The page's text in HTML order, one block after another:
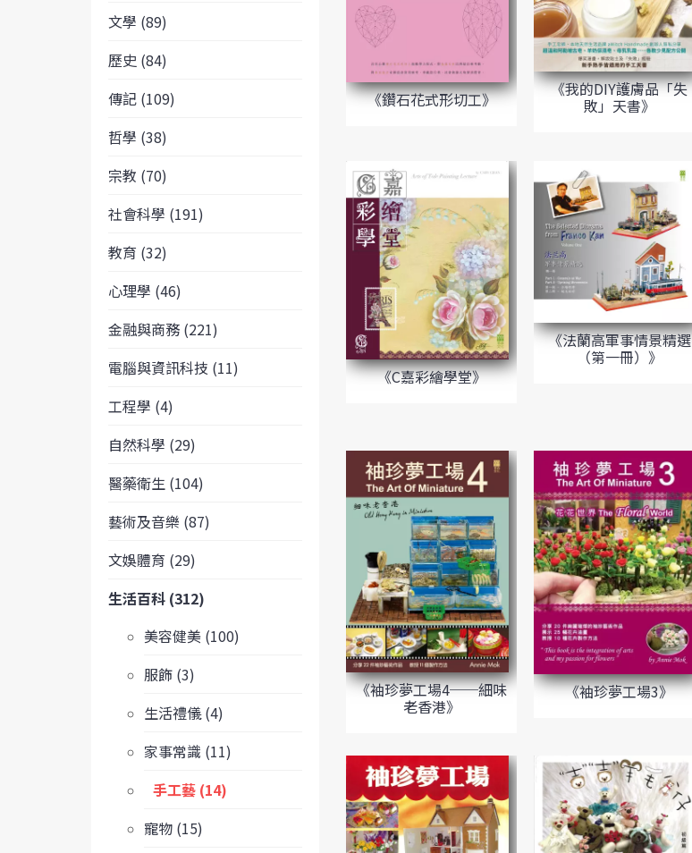
文學 (89)
歷史 (84)
傳記 (109)
哲學 (38)
宗教 (70)
社會科學 (191)
教育 (32)
心理學 (46)
金融與商務 (221)
電腦與資訊科技 (11)
工程學 (4)
自然科學 (29)
醫藥衛生 (104)
藝術及音樂 (87)
文娛體育 (29)
生活百科 (312)
美容健美 (100)
服飾 (3)
生活禮儀 (4)
家事常識 (11)
手工藝 (14)
寵物 (15)
《鑽石花式形切工》 《我的DIY護膚品「失
敗」天書》
《C嘉彩繪學堂》
《法蘭高軍事情景精選
（第一冊）》
《袖珍夢工場4──細味
老香港》
《袖珍夢工場3》